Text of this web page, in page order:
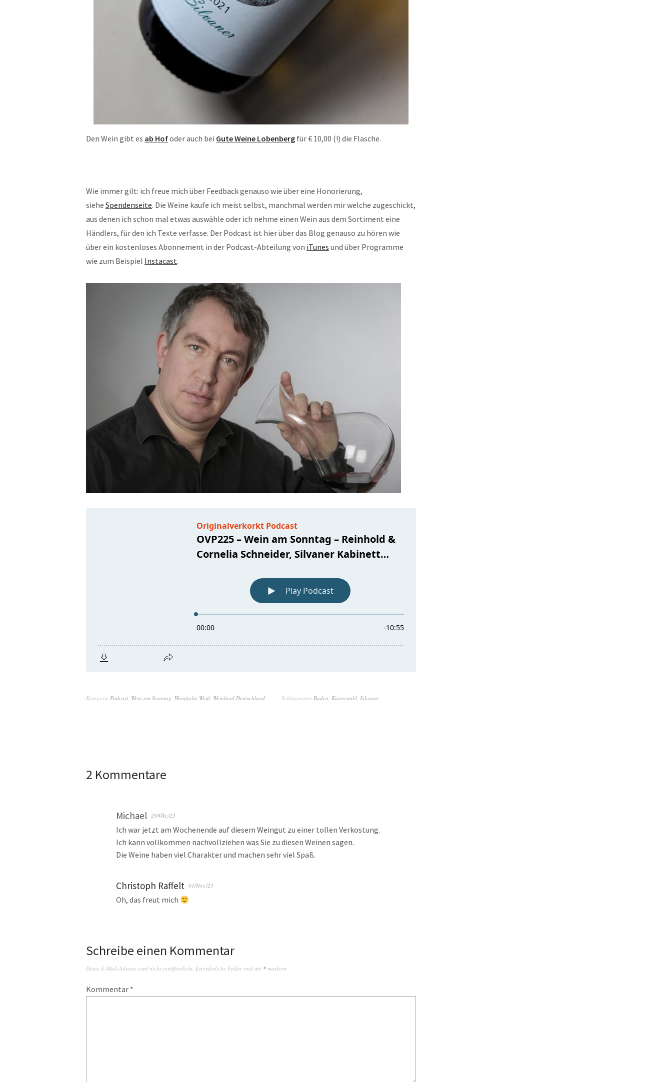
Den Wein gibt es ab Hofoder auch bei Gute Weine Lobenberg für € 10,00 (!) die Flasche.
Wie immer gilt: ich freue mich über Feedback genauso wie über eine Honorierung,
siehe Spendenseite. Die Weine kaufe ich meist selbst, manchmal werden mir welche zugeschickt,
aus denen ich schon mal etwas auswähle oder ich nehme einen Wein aus dem Sortiment eine
Händlers, für den ich Texte verfasse. Der Podcast ist hier über das Blog genauso zu hören wie
über ein kostenloses Abonnement in der Podcast-Abteilung von iTunes und über Programme
wie zum Beispiel Instacast.
Kategorie Podcast, Wein am Sonntag, Weinfarbe Weiß, Weinland Deutschland SchlagwörterBaden, Kaiserstuhl, Silvaner
2 Kommentare
Michael 29/Okt./23
Ich war jetzt am Wochenende auf diesem Weingut zu einer tollen Verkostung.
Ich kann vollkommen nachvollziehen was Sie zu diesen Weinen sagen.
Die Weine haben viel Charakter und machen sehr viel Spaß.
Christoph Raffelt 01/Nov./23
Oh, das freut mich
Schreibe einen Kommentar
Deine E-Mail-Adresse wird nicht veröffentlicht. Erforderliche Felder sind mit * markiert
Kommentar *